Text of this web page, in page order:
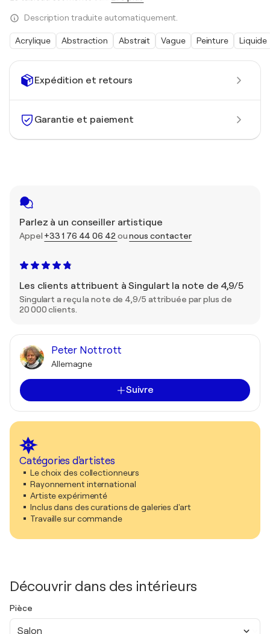
Expédition et retours
Garantie et paiement
Parlez à un conseiller artistique
Appel +33 1 76 44 06 42 ounous contacter
Les clients attribuent à Singulart la note de 4,9/5
Singulart a reçu la note de 4,9/5 attribuée par plus de
20 000 clients.
Peter Nottrott
Allemagne
Suivre
Catégories d'artistes
Le choix des collectionneurs
Rayonnement international
Artiste expérimenté
Inclus dans des curations de galeries d'art
Travaille sur commande
Découvrir dans des intérieurs
Pièce
Salon
Description traduite automatiquement.
Acrylique Abstraction Abstrait Vague Peinture Liquide